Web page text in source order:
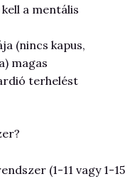
a mentális
(nincs kapus,
magas
terhelést
(1-11 vagy 1-15